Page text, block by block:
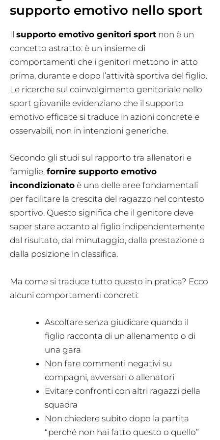
supporto emotivo nello sport
Il supporto emotivo genitori sport non è un
concetto astratto: è un insieme di
comportamenti che i genitori mettono in atto
prima, durante e dopo l’attività sportiva del figlio.
Le ricerche sul coinvolgimento genitoriale nello
sport giovanile evidenziano che il supporto
emotivo efficace si traduce in azioni concrete e
osservabili, non in intenzioni generiche.
Secondo gli studi sul rapporto tra allenatori e
famiglie, fornire supporto emotivo
incondizionato è una delle aree fondamentali
per facilitare la crescita del ragazzo nel contesto
sportivo. Questo significa che il genitore deve
saper stare accanto al figlio indipendentemente
dal risultato, dal minutaggio, dalla prestazione o
dalla posizione in classifica.
Ma come si traduce tutto questo in pratica? Ecco
alcuni comportamenti concreti:
Ascoltare senza giudicare quando il
figlio racconta di un allenamento o di
una gara
Non fare commenti negativi su
compagni, avversari o allenatori
Evitare confronti con altri ragazzi della
squadra
Non chiedere subito dopo la partita
“perché non hai fatto questo o quello”